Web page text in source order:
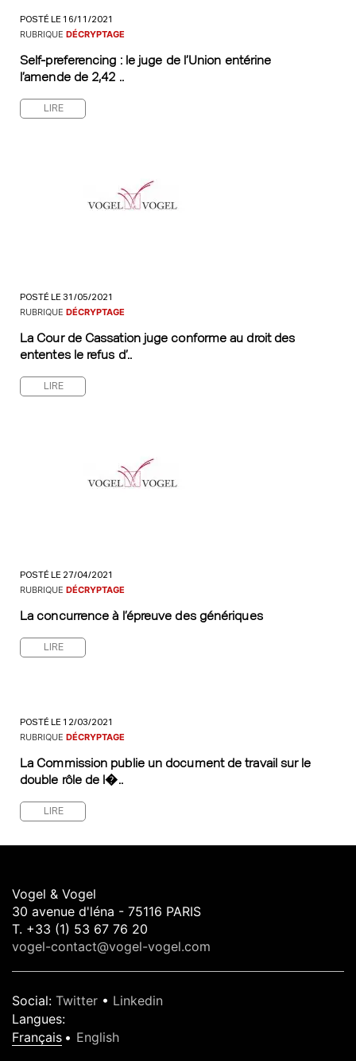
POSTÉ LE 16/11/2021
RUBRIQUE DÉCRYPTAGE
Self-preferencing : le juge de l’Union entérine
l’amende de 2,42 ..
LIRE
POSTÉ LE 31/05/2021
RUBRIQUE DÉCRYPTAGE
La Cour de Cassation juge conforme au droit des
ententes le refus d’..
LIRE
POSTÉ LE 27/04/2021
RUBRIQUE DÉCRYPTAGE
La concurrence à l’épreuve des génériques
LIRE
POSTÉ LE 12/03/2021
RUBRIQUE DÉCRYPTAGE
La Commission publie un document de travail sur le
double rôle de l�..
LIRE
Vogel & Vogel
30 avenue d'léna - 75116 PARIS
T. +33 (1) 53 67 76 20
vogel-contact@vogel-vogel.com
Social: Twitter • Linkedin
Langues:
Français
English